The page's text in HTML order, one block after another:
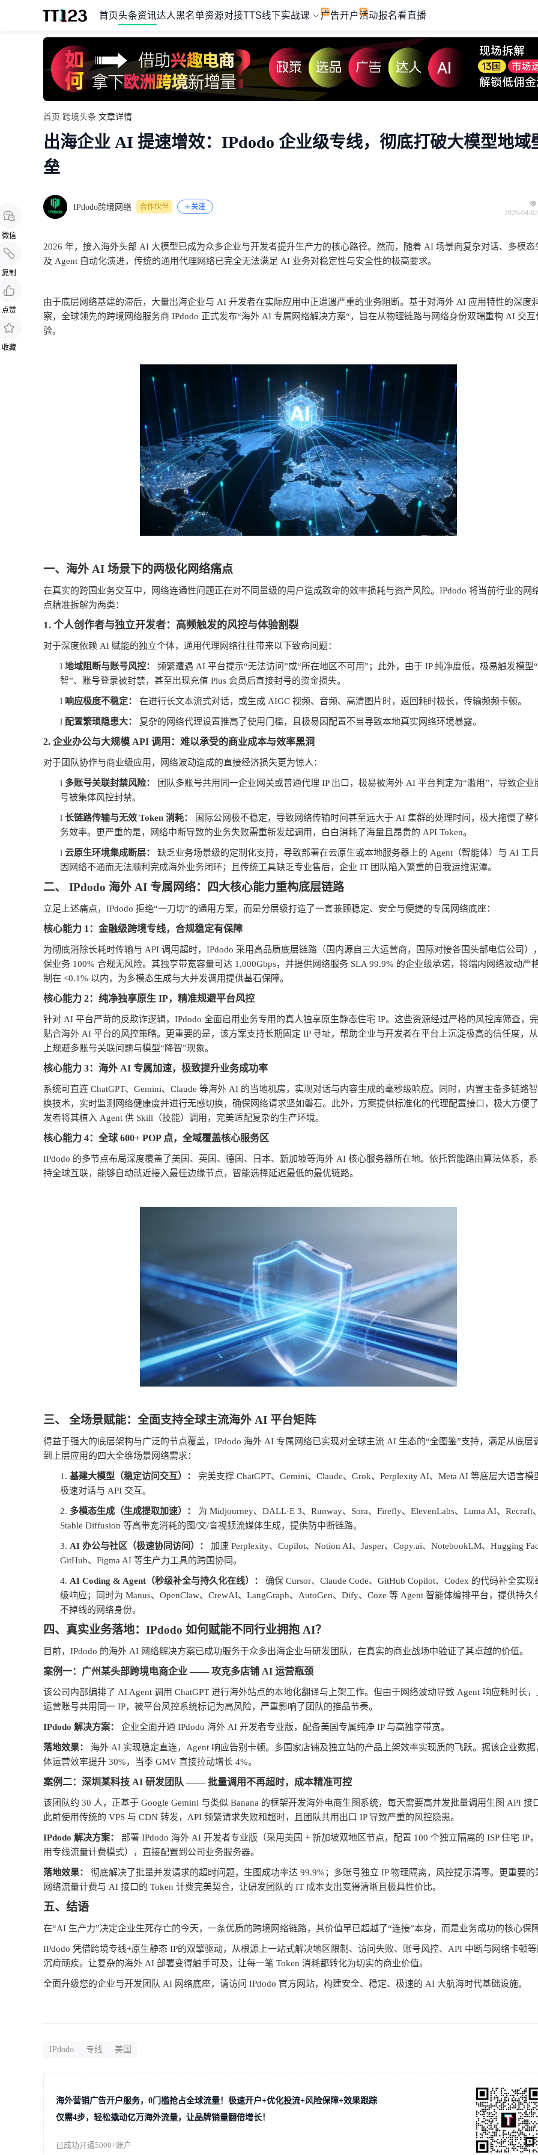
首页头条资讯达人黑名单资源对接TTS线下实战课 广告开户活动报名看直播
of
微信
复制
点赞
收藏
首页 跨境头条 文章详情
出海企业 AI 提速增效：IPdodo 企业级专线，彻底打破大模型地域
垒
IPdodo跨境网络 合作伙伴 关注
2026-04-
2026 年，接入海外头部 AI 大模型已成为众多企业与开发者提升生产力的核心路径。然而，随着 AI 场景向复杂对话、多模态
及 Agent 自动化演进，传统的通用代理网络已完全无法满足 AI 业务对稳定性与安全性的极高要求。
由于底层网络基建的滞后，大量出海企业与 AI 开发者在实际应用中正遭遇严重的业务阻断。基于对海外 AI 应用特性的深度洞
察，全球领先的跨境网络服务商 IPdodo 正式发布“海外 AI 专属网络解决方案“，旨在从物理链路与网络身份双端重构 AI 交互
验。
一、海外 AI 场景下的两极化网络痛点
在真实的跨国业务交互中，网络连通性问题正在对不同量级的用户造成致命的效率损耗与资产风险。 IPdodo 将当前行业的网
点精准拆解为两类：
1. 个人创作者与独立开发者：高频触发的风控与体验割裂
对于深度依赖 AI 赋能的独立个体，通用代理网络往往带来以下致命问题：
l 地域阻断与账号风控： 频繁遭遇 AI 平台提示“无法访问 ”或“所在地区不可用”；此外，由于 IP纯净度低，极易触发模型“
智”、账号登录被封禁，甚至出现充值 Plus 会员后直接封号的资金损失。
l 响应极度不稳定： 在进行长文本流式对话，或生成 AIGC 视频、音频、高清图片时，返回耗时极长，传输频频卡顿。
l 配置繁琐隐患大： 复杂的网络代理设置推高了使用门槛，且极易因配置不当导致本地真实网络环境暴露。
2. 企业办公与大规模 API 调用：难以承受的商业成本与效率黑洞
对于团队协作与商业级应用，网络波动造成的直接经济损失更为惊人：
l 多账号关联封禁风险： 团队多账号共用同一企业网关或普通代理 IP 出口，极易被海外 AI 平台判定为“滥用”，导致企业
号被集体风控封禁。
l 长链路传输与无效 Token 消耗： 国际公网极不稳定，导致网络传输时间甚至远大于 AI 集群的处理时间，极大拖慢了整
务效率。更严重的是，网络中断导致的业务失败需重新发起调用，白白消耗了海量且昂贵的 API Token。
l 云原生环境集成断层： 缺乏业务场景级的定制化支持，导致部署在云原生或本地服务器上的 Agent （智能体）与 AI 工具
因网络不通而无法顺利完成海外业务闭环；且传统工具缺乏专业售后，企业 IT 团队陷入繁重的自我运维泥潭。
二、 IPdodo 海外 AI 专属网络：四大核心能力重构底层链路
立足上述痛点， IPdodo 拒绝“一刀切”的通用方案，而是分层级打造了一套兼顾稳定、安全与便捷的专属网络底座：
核心能力 1 ：金融级跨境专线，合规稳定有保障
为彻底消除长耗时传输与 API 调用超时， IPdodo 采用高品质底层链路（国内源自三大运营商，国际对接各国头部电信公司）
保业务 100% 合规无风险。其独享带宽容量可达 1,000Gbps，并提供网络服务 SLA 99.9% 的企业级承诺，将端内网络波动严
制在 <0.1% 以内，为多模态生成与大并发调用提供基石保障。
核心能力 2：纯净独享原生 IP，精准规避平台风控
针对 AI 平台严苛的反欺诈逻辑， IPdodo 全面启用业务专用的真人独享原生静态住宅 IP。这些资源经过严格的风控库筛查，
贴合海外 AI 平台的风控策略。更重要的是，该方案支持长期固定 IP 寻址，帮助企业与开发者在平台上沉淀极高的信任度，
上规避多账号关联问题与模型“降智”现象。
核心能力 3：海外 AI 专属加速，极致提升业务成功率
系统可直连 ChatGPT、 Gemini、 Claude 等海外 AI 的当地机房，实现对话与内容生成的毫秒级响应。同时，内置主备多链路
换技术，实时监测网络健康度并进行无感切换，确保网络请求坚如磐石。此外，方案提供标准化的代理配置接口，极大方便
发者将其植入 Agent 供 Skill （技能）调用，完美适配复杂的生产环境。
核心能力 4：全球 600+ POP 点，全域覆盖核心服务区
IPdodo 的多节点布局深度覆盖了美国、英国、德国、日本、新加坡等海外 AI 核心服务器所在地。依托智能路由算法体系，
持全球互联，能够自动就近接入最佳边缘节点，智能选择延迟最低的最优链路。
三、 全场景赋能：全面支持全球主流海外 AI 平台矩阵
得益于强大的底层架构与广泛的节点覆盖， IPdodo 海外 AI 专属网络已实现对全球主流 AI 生态的“全图鉴”支持，满足从底层
到上层应用的四大全维场景网络需求：
1. 基建大模型（稳定访问交互）： 完美支撑 ChatGPT、 Gemini、 Claude、 Grok、 Perplexity AI、 Meta AI 等底层大语言模
极速对话与 API 交互。
2. 多模态生成（生成提取加速）： 为 Midjourney、 DALL·E 3、 Runway、 Sora、 Firefly、 ElevenLabs、 Luma AI、 Recraft、
Stable Diffusion 等高带宽消耗的图/文/音视频流媒体生成，提供防中断链路。
3. AI 办公与社区（极速协同访问）： 加速 Perplexity、 Copilot、 Notion AI、 Jasper、 Copy.ai、 NotebookLM、 Hugging
GitHub、 Figma AI 等生产力工具的跨国协同。
4. AI Coding & Agent （秒级补全与持久化在线）： 确保 Cursor、 Claude Code、 GitHub Copilot、 Codex 的代码补全实现
级响应；同时为 Manus、 OpenClaw、 CrewAI、 LangGraph、 AutoGen、 Dify、 Coze 等 Agent 智能体编排平台，提供持久
不掉线的网络身份。
四、真实业务落地： IPdodo 如何赋能不同行业拥抱 AI？
目前， IPdodo 的海外 AI 网络解决方案已成功服务于众多出海企业与研发团队，在真实的商业战场中验证了其卓越的价值。
案例一：广州某头部跨境电商企业 —— 攻克多店铺 AI 运营瓶颈
该公司内部编排了 AI Agent 调用 ChatGPT 进行海外站点的本地化翻译与上架工作。但由于网络波动导致 Agent 响应耗时长，
运营账号共用同一 IP，被平台风控系统标记为高风险，严重影响了团队的推品节奏。
IPdodo 解决方案： 企业全面开通 IPdodo 海外 AI 开发者专业版，配备美国专属纯净 IP与高独享带宽。
落地效果： 海外 AI 实现稳定直连， Agent 响应告别卡顿。多国家店铺及独立站的产品上架效率实现质的飞跃。据该企业数据
体运营效率提升 30%，当季 GMV 直接拉动增长 4%。
案例二：深圳某科技 AI 研发团队 —— 批量调用不再超时，成本精准可控
该团队约 30 人，正基于 Google Gemini 与类似 Banana 的框架开发海外电商生图系统，每天需要高并发批量调用生图 API 接
此前使用传统的 VPS 与 CDN 转发， API 频繁请求失败和超时，且团队共用出口 IP 导致严重的风控隐患。
IPdodo 解决方案： 部署 IPdodo 海外 AI 开发者专业版（采用美国 + 新加坡双地区节点，配置 100 个独立隔离的 ISP住宅 IP
用专线流量计费模式），直接配置到公司业务服务器。
落地效果： 彻底解决了批量并发请求的超时问题，生图成功率达 99.9%；多账号独立 IP物理隔离，风控提示清零。更重要的
网络流量计费与 AI 接口的 Token 计费完美契合，让研发团队的 IT 成本支出变得清晰且极具性价比。
五、结语
在“AI 生产力”决定企业生死存亡的今天，一条优质的跨境网络链路，其价值早已超越了“连接”本身，而是业务成功的核心保障
IPdodo 凭借跨境专线+原生静态 IP的双擎驱动，从根源上一站式解决地区限制、访问失败、账号风控、 API 中断与网络卡顿
沉疴顽疾。让复杂的海外 AI 部署变得触手可及，让每一笔 Token 消耗都转化为切实的商业价值。
全面升级您的企业与开发团队 AI 网络底座，请访问 IPdodo 官方网站，构建安全、稳定、极速的 AI 大航海时代基础设施。
IPdodo 专线 美国
海外营销广告开户服务，0门槛抢占全球流量！极速开户+优化投流+风险保障+效果跟踪
仅需4步，轻松撬动亿万海外流量，让品牌销量翻倍增长！
已成功开通5000+账户